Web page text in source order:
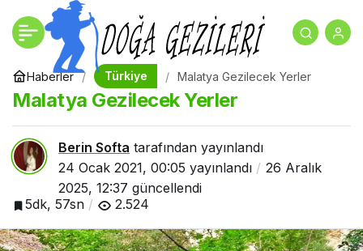
Haberler Türkiye Malatya Gezilecek Yerler
Malatya Gezilecek Yerler
Berin Softa tarafından yayınlandı
24 Ocak 2021, 00:05 yayınlandı
26 Aralık
2025, 12:37 güncellendi
5dk, 57sn
2.524
Kalkan Gezi Rehberi + - Paylaş